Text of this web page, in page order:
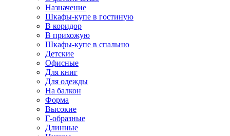
Назначение
Шкафы-купе в гостиную
В коридор
В прихожую
Шкафы-купе в спальню
Детские
Офисные
Для книг
Для одежды
На балкон
Форма
Высокие
Г-образные
Длинные